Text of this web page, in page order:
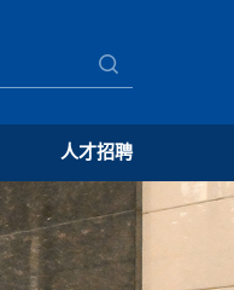
人才招聘